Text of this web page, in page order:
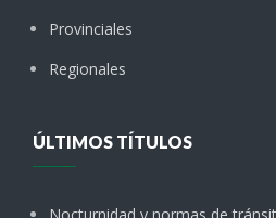
Provinciales
Regionales
ÚLTIMOS TÍTULOS